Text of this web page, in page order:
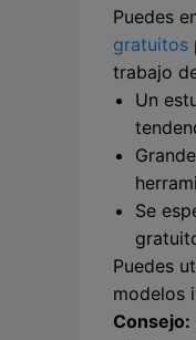
Puedes
gratuitos
trabajo
Un
Se
Puedes
modelos
Consejo: